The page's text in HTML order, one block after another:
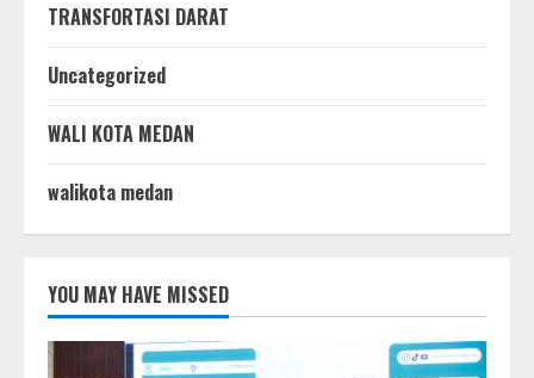
TRANSFORTASI DARAT
Uncategorized
WALI KOTA MEDAN
walikota medan
YOU MAY HAVE MISSED